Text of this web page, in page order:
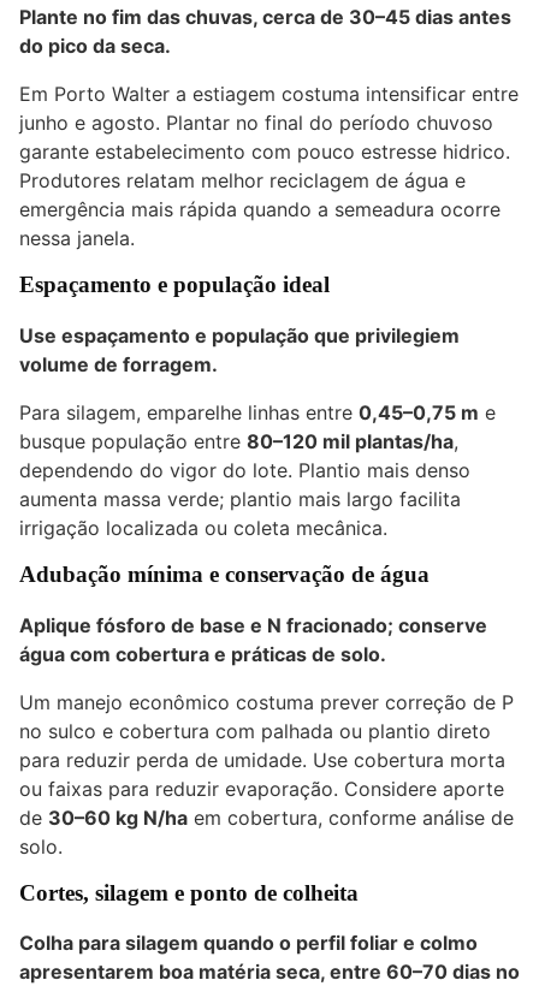
Plante no fim das chuvas, cerca de 30–45 dias antes
do pico da seca.
Em Porto Walter a estiagem costuma intensificar entre
junho e agosto. Plantar no final do período chuvoso
garante estabelecimento com pouco estresse hidrico.
Produtores relatam melhor reciclagem de água e
emergência mais rápida quando a semeadura ocorre
nessa janela.
Espaçamento e população ideal
Use espaçamento e população que privilegiem
volume de forragem.
Para silagem, emparelhe linhas entre 0,45–0,75 m e
busque população entre 80–120 mil plantas/ha,
dependendo do vigor do lote. Plantio mais denso
aumenta massa verde; plantio mais largo facilita
irrigação localizada ou coleta mecânica.
Adubação mínima e conservação de água
Aplique fósforo de base e N fracionado; conserve
água com cobertura e práticas de solo.
Um manejo econômico costuma prever correção de P
no sulco e cobertura com palhada ou plantio direto
para reduzir perda de umidade. Use cobertura morta
ou faixas para reduzir evaporação. Considere aporte
de 30–60 kg N/ha em cobertura, conforme análise de
solo.
Cortes, silagem e ponto de colheita
Colha para silagem quando o perfil foliar e colmo
apresentarem boa matéria seca, entre 60–70 dias no